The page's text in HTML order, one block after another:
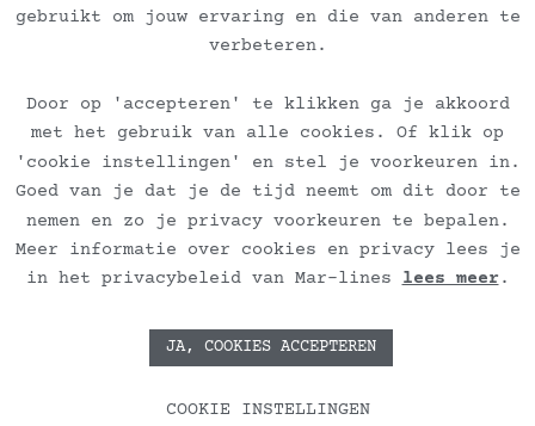
Algemene voorwaarden kunstverkoop
Verzend en retourbeleid
Privacybeleid
Copyright © 2026 Mar-lines
gebruikt om jouw ervaring en die van anderen te
verbeteren.
Door op 'accepteren' te klikken ga je akkoord
met het gebruik van alle cookies. Of klik op
'cookie instellingen' en stel je voorkeuren in.
Goed van je dat je de tijd neemt om dit door te
nemen en zo je privacy voorkeuren te bepalen.
Meer informatie over cookies en privacy lees je
in het privacybeleid van Mar-lineslees meer.
JA, COOKIES ACCEPTEREN
COOKIE INSTELLINGEN